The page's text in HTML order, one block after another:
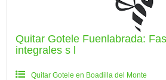
Quitar Gotele Fuenlabrada:
integrales s l
Quitar Gotele en Boadilla del Monte